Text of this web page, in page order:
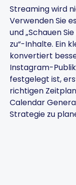
Streaming wird
Verwenden Sie
und „Schauen
zu“-Inhalte. Ein
konvertiert
Instagram-
festgelegt ist,
richtigen
Calendar
Strategie zu